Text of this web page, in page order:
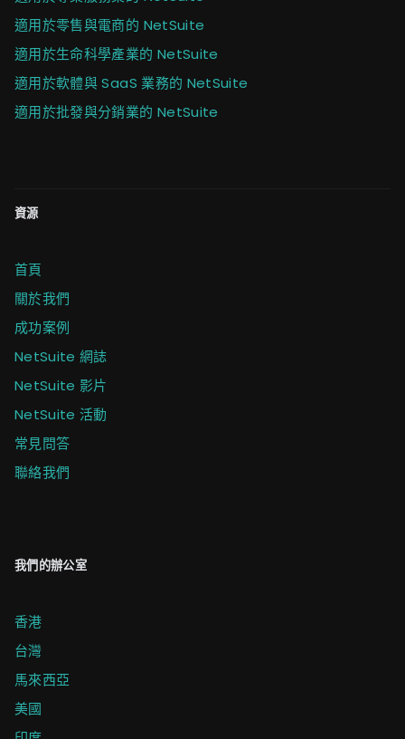
適用於零售與電商的 NetSuite
適用於生命科學產業的 NetSuite
適用於軟體與 SaaS 業務的 NetSuite
適用於批發與分銷業的 NetSuite
資源
首頁
關於我們
成功案例
NetSuite 網誌
NetSuite 影片
NetSuite 活動
常見問答
聯絡我們
我們的辦公室
香港
台灣
馬來西亞
美國